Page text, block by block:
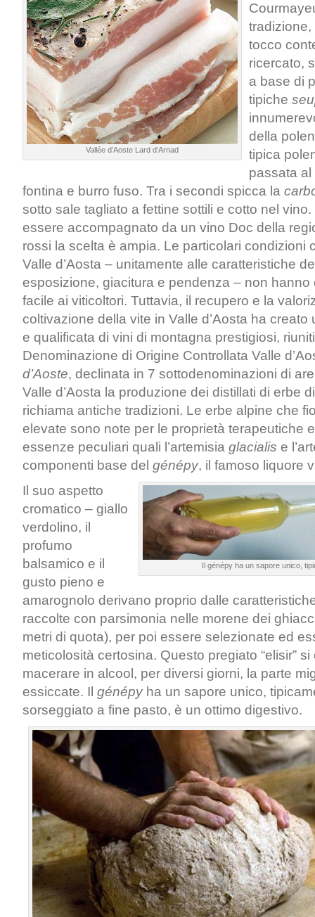
Vallée d’Aoste Lard d’Arnad
tocco
ricercato,
a base di
tipiche
della
tipica
passata al
fontina e burro fuso. Tra i secondi spicca la
sotto sale tagliato a fettine sottili e cotto nel
essere accompagnato da un vino Doc della
rossi la scelta è ampia. Le particolari condizioni
Valle d’Aosta – unitamente alle caratteristiche
esposizione, giacitura e pendenza – non hanno
facile ai viticoltori. Tuttavia, il recupero e la
coltivazione della vite in Valle d’Aosta ha
e qualificata di vini di montagna prestigiosi,
Denominazione di Origine Controllata Valle
d’Aoste, declinata in 7 sottodenominazioni di
Valle d’Aosta la produzione dei distillati di erbe
richiama antiche tradizioni. Le erbe alpine che
elevate sono note per le proprietà terapeutiche
essenze peculiari quali l’artemisia glacialis e
componenti base del génépy, il famoso liquore
Il génépy ha un sapore unico,
Il suo aspetto
cromatico – giallo
verdolino, il
profumo
balsamico e il
gusto pieno e
amarognolo derivano proprio dalle
raccolte con parsimonia nelle morene dei
metri di quota), per poi essere selezionate ed
meticolosità certosina. Questo pregiato “elisir”
macerare in alcool, per diversi giorni, la parte
essiccate. Il génépyha un sapore unico,
sorseggiato a fine pasto, è un ottimo digestivo.